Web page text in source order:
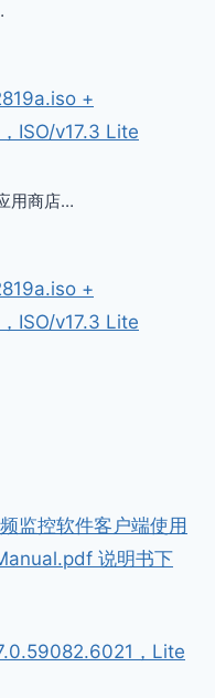
+
ISO/v17.3 Lite
用商店…
+
ISO/v17.3 Lite
监控软件客户端使用
说明书下
，Lite